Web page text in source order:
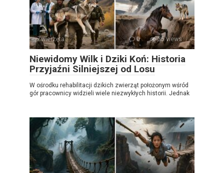
Zwierzęta 0 35 views
Niewidomy Wilk i Dziki Koń: Historia
Przyjaźni Silniejszej od Losu
W ośrodku rehabilitacji dzikich zwierząt położonym wśród
gór pracownicy widzieli wiele niezwykłych historii. Jednak